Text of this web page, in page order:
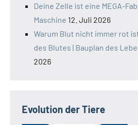
Deine Zelle ist eine MEGA-
Maschine 12. Juli 2026
Warum Blut nicht immer rot
des Blutes | Bauplan des
2026
Evolution der Tiere